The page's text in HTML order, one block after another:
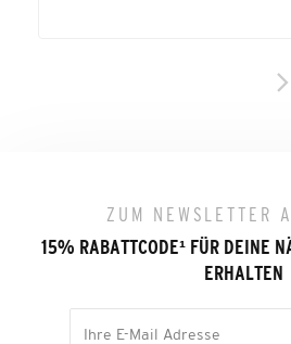
ZUM NEWSLETTER
15% RABATTCODE¹ FÜR DEINE
ERHALTEN